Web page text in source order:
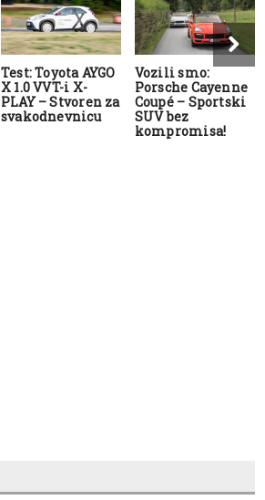
Test: Toyota AYGO
X 1.0 VVT-i X-
PLAY – Stvoren za
svakodnevnicu
Vozili smo:
Porsche Cayenne
Coupé – Sportski
SUV bez
kompromisa!